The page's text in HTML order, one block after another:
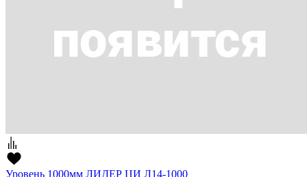
Уровень 1000мм ЛИДЕР ЦИ Л14-1000